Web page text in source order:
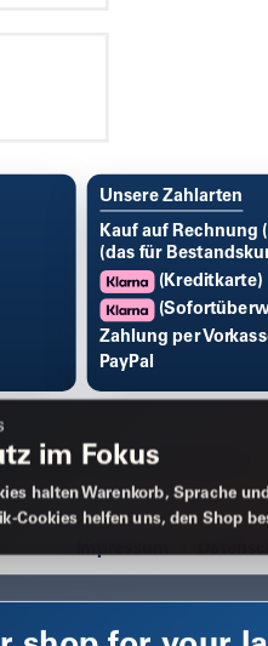
Unsere Zahlarten
Kauf auf Rechnung
(das für
(Kreditkarte)
Zahlung per
PayPal
Impressum
im Fokus
halten Warenkorb, Sprache
Cookies helfen uns, den Shop